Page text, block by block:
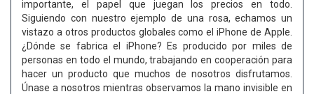
importante, el papel que juegan los precios en todo.
Siguiendo con nuestro ejemplo de una rosa, echamos un
vistazo a otros productos globales como el iPhone de Apple.
¿Dónde se fabrica el iPhone? Es producido por miles de
personas en todo el mundo, trabajando en cooperación para
hacer un producto que muchos de nosotros disfrutamos.
Únase a nosotros mientras observamos la mano invisible en